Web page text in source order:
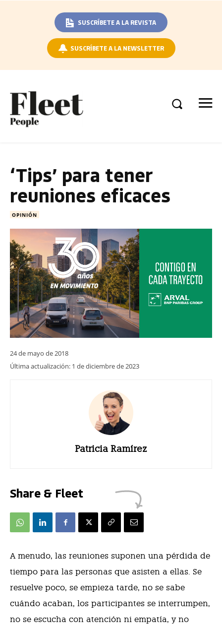
SUSCRÍBETE A LA REVISTA
SUSCRÍBETE A LA NEWSLETTER
‘Tips’ para tener
reuniones eficaces
OPINIÓN
24 de mayo de 2018
Última actualización: 1 de diciembre de 2023
Patricia Ramírez
Share & Fleet
A menudo, las reuniones suponen una pérdida de
tiempo para las personas que asisten a ellas. Se
resuelve poco, se empieza tarde, no se sabe
cuándo acaban, los participantes se interrumpen,
no se escucha con atención ni empatía, y no